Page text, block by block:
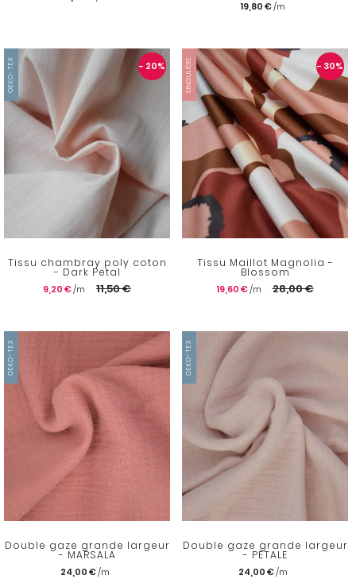
19,80 €
OEKO-TEX - 20%
Tissu chambray poly coton
- Dark Petal
9,20 € 11,50 €
SINGULIÈRE - 30%
Tissu Maillot Magnolia -
Blossom
19,60 € 28,00 €
OEKO-TEX
Double gaze grande largeur
- MARSALA
24,00 €
OEKO-TEX
Double gaze grande largeur
- PETALE
24,00 €